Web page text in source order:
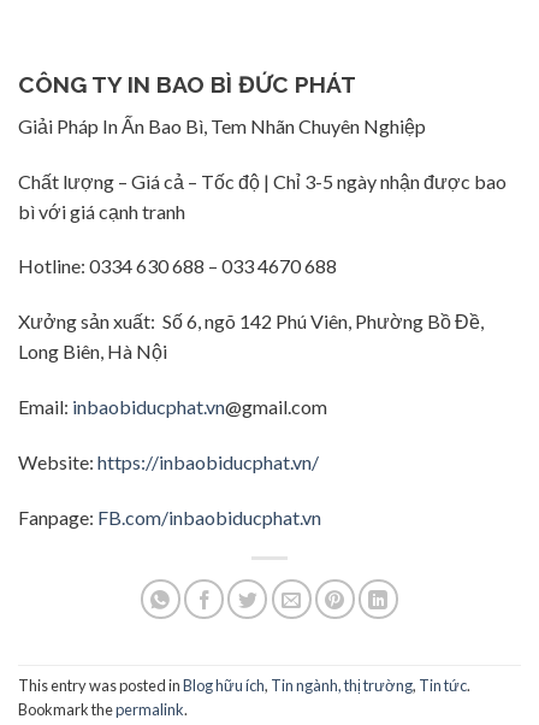
CÔNG TY IN BAO BÌ ĐỨC PHÁT
Giải Pháp In Ấn Bao Bì, Tem Nhãn Chuyên Nghiệp
Chất lượng – Giá cả – Tốc độ | Chỉ 3-5 ngày nhận được bao
bì với giá cạnh tranh
Hotline: 0334 630 688 – 033 4670 688
Xưởng sản xuất: Số 6, ngõ 142 Phú Viên, Phường Bồ Đề,
Long Biên, Hà Nội
Email: inbaobiducphat.vn@gmail.com
Website: https://inbaobiducphat.vn/
Fanpage: FB.com/inbaobiducphat.vn
This entry was posted inBlog hữu ích, Tin ngành, thị trường, Tin tức.
Bookmark thepermalink.